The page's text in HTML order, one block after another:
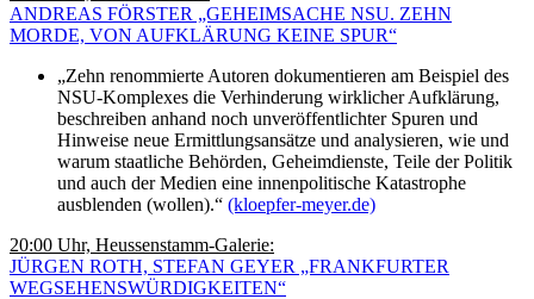
ANDREAS FÖRSTER „GEHEIMSACHE NSU. ZEHN
MORDE, VON AUFKLÄRUNG KEINE SPUR“
„Zehn renommierte Autoren dokumentieren am Beispiel des
NSU-Komplexes die Verhinderung wirklicher Aufklärung,
beschreiben anhand noch unveröffentlichter Spuren und
Hinweise neue Ermittlungsansätze und analysieren, wie und
warum staatliche Behörden, Geheimdienste, Teile der Politik
und auch der Medien eine innenpolitische Katastrophe
ausblenden (wollen).“ (kloepfer-meyer.de)
20:00 Uhr, Heussenstamm-Galerie:
JÜRGEN ROTH, STEFAN GEYER „FRANKFURTER
WEGSEHENSWÜRDIGKEITEN“